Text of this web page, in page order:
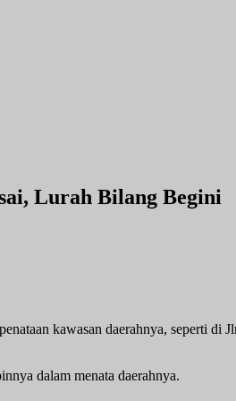
Lurah Bilang Begini
kawasan daerahnya, seperti di
dalam menata daerahnya.